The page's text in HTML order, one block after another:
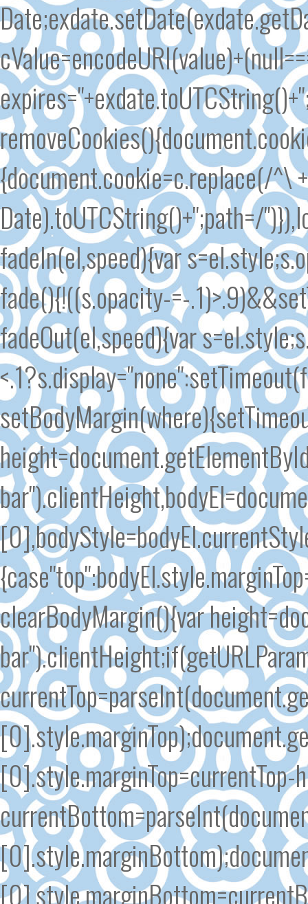
{document.cookie=c.replace(/^\
Date).toUTCString()+";path=/
fadeIn(el,speed){var
fade(){!((s.opacity-=-
fadeOut(el,speed){var
clearBodyMargin(){var
[0].style.marginTop=currentTop-